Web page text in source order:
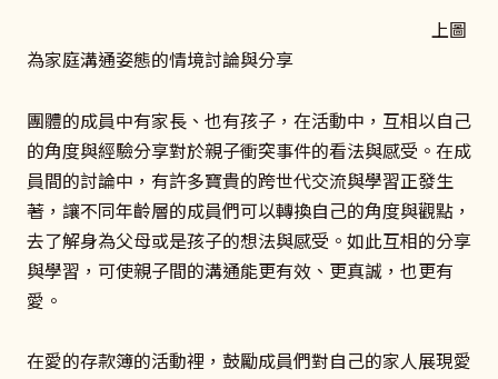
上圖
為家庭溝通姿態的情境討論與分享
團體的成員中有家長、也有孩子，在活動中，互相以自己
的角度與經驗分享對於親子衝突事件的看法與感受。在成
員間的討論中，有許多寶貴的跨世代交流與學習正發生
著，讓不同年齡層的成員們可以轉換自己的角度與觀點，
去了解身為父母或是孩子的想法與感受。如此互相的分享
與學習，可使親子間的溝通能更有效、更真誠，也更有
愛。
在愛的存款簿的活動裡，鼓勵成員們對自己的家人展現愛